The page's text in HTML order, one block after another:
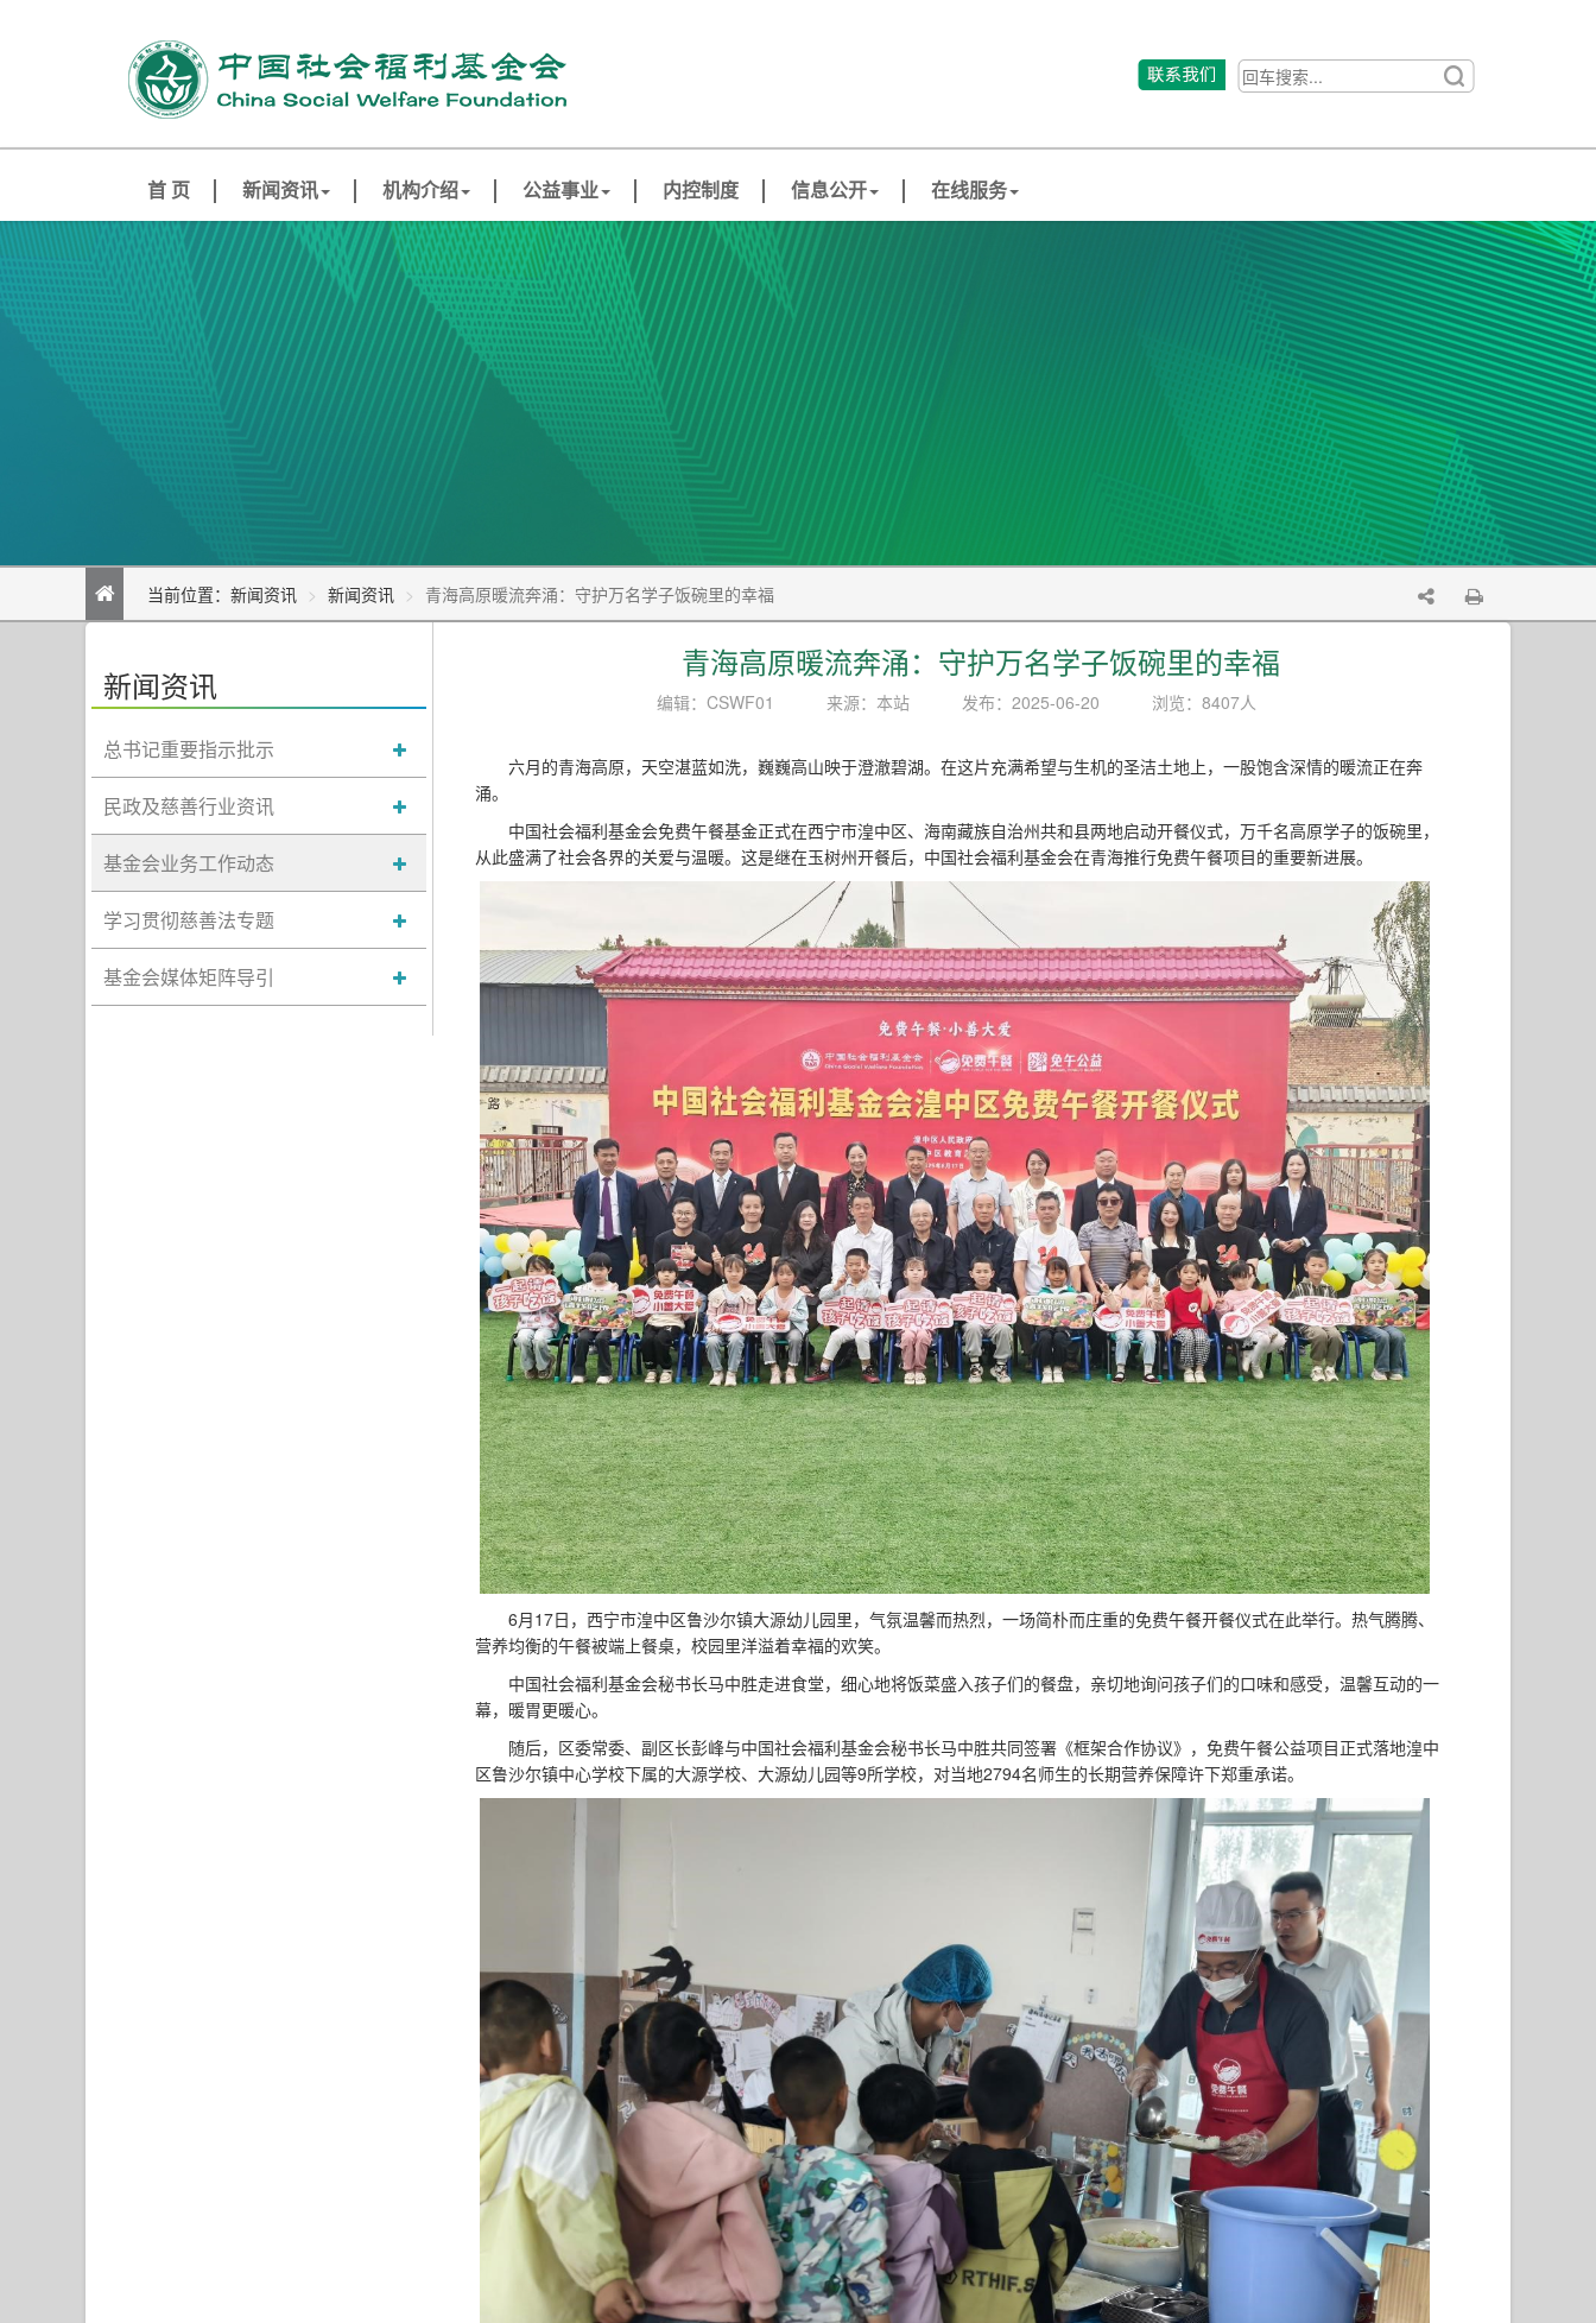
首 页 新闻资讯 机构介绍 公益事业 内控制度 信息公开 在线服务
当前位置： 新闻资讯 新闻资讯 青海高原暖流奔涌：守护万名学子饭碗里的幸福
新闻资讯
总书记重要指示批示
民政及慈善行业资讯
基金会业务工作动态
学习贯彻慈善法专题
基金会媒体矩阵导引
青海高原暖流奔涌：守护万名学子饭碗里的幸福
编辑：CSWF01 来源：本站 发布：2025-06-20 浏览：8407人
六月的青海高原，天空湛蓝如洗，巍巍高山映于澄澈碧湖。在这片充满希望与生机的圣洁土地上，一股饱含深情的暖流正在奔
涌。
中国社会福利基金会免费午餐基金正式在西宁市湟中区、海南藏族自治州共和县两地启动开餐仪式，万千名高原学子的饭碗里，
从此盛满了社会各界的关爱与温暖。这是继在玉树州开餐后，中国社会福利基金会在青海推行免费午餐项目的重要新进展。
6月17日，西宁市湟中区鲁沙尔镇大源幼儿园里，气氛温馨而热烈，一场简朴而庄重的免费午餐开餐仪式在此举行。热气腾腾、
营养均衡的午餐被端上餐桌，校园里洋溢着幸福的欢笑。
中国社会福利基金会秘书长马中胜走进食堂，细心地将饭菜盛入孩子们的餐盘，亲切地询问孩子们的口味和感受，温馨互动的一
幕，暖胃更暖心。
随后，区委常委、副区长彭峰与中国社会福利基金会秘书长马中胜共同签署《框架合作协议》，免费午餐公益项目正式落地湟中
区鲁沙尔镇中心学校下属的大源学校、大源幼儿园等9所学校，对当地2794名师生的长期营养保障许下郑重承诺。